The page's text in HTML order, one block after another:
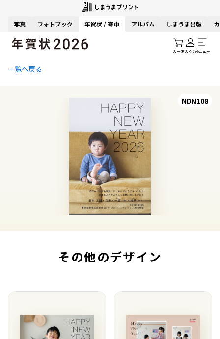
写真 フォトブック 年賀状 / 寒中 アルバム しまうま出版
カートアカウントメニュー
一覧へ戻る
NDN108
その他のデザイン